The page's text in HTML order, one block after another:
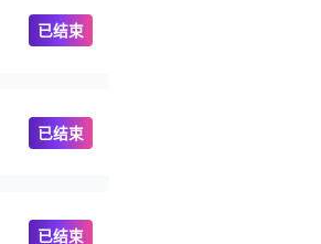
已结束
已结束
已结束